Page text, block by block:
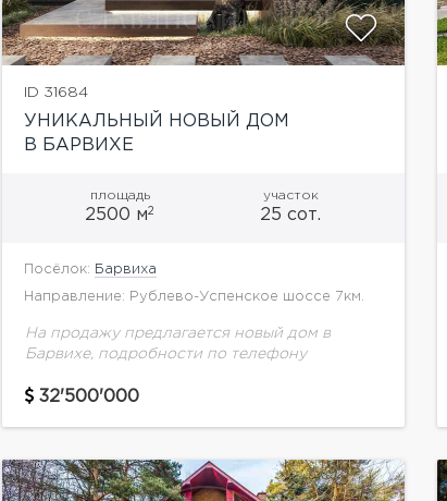
ID 31684
УНИКАЛЬНЫЙ НОВЫЙ ДОМ
В БАРВИХЕ
площадь
2500 м2
участок
25 сот.
Посёлок: Барвиха
Направление: Рублево-Успенское шоссе 7км.
На продажу предлагается новый дом в
Барвихе, подробности по телефону
32'500'000